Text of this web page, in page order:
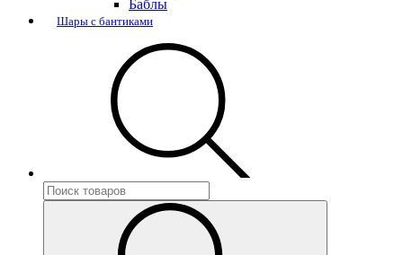
Баблы
Шары с бантиками